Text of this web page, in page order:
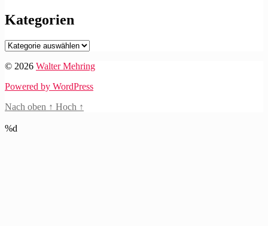
Kategorien
Kategorien
© 2026 Walter Mehring
Powered by WordPress
Nach oben ↑ Hoch ↑
%d